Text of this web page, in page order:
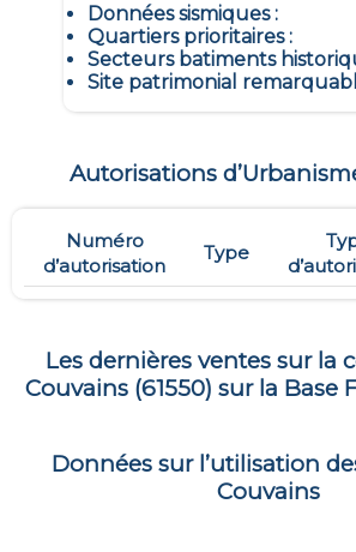
Données sismiques:
Quartiers prioritaires:
Secteurs batiments
Site patrimonial
Autorisations
Numéro
d’autorisation
Type
Les dernières ventes sur la
Couvains(61550) sur la Base
Données sur l’utilisation
Couvains